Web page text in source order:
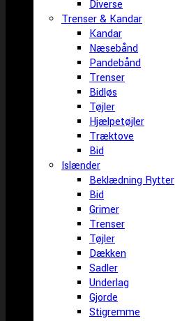
Diverse
Trenser & Kandar
Kandar
Næsebånd
Pandebånd
Trenser
Bidløs
Tøjler
Hjælpetøjler
Træktove
Bid
Islænder
Beklædning Rytter
Bid
Grimer
Trenser
Tøjler
Dækken
Sadler
Underlag
Gjorde
Stigremme